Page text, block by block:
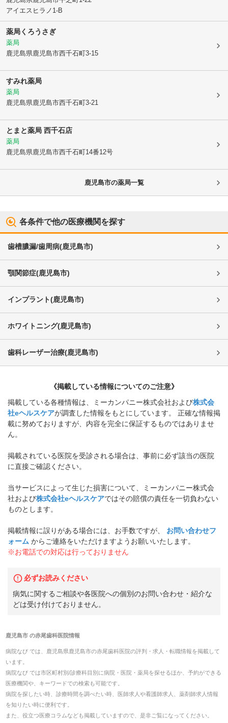
アイエスヒラノ1-B
薬局くろうさぎ
薬局
鹿児島県鹿児島市西千石町3-15
すみれ薬局
薬局
鹿児島県鹿児島市西千石町3-21
とまと薬局 西千石店
薬局
鹿児島県鹿児島市西千石町14番12号
鹿児島市の薬局一覧
各条件で他の医療機関を探す
歯槽膿漏/歯周病(鹿児島市)
顎関節症(鹿児島市)
インプラント(鹿児島市)
ホワイトニング(鹿児島市)
歯科レーザー治療(鹿児島市)
《掲載している情報についてのご注意》
掲載している各種情報は、ミーカンパニー株式会社および株式会
社eヘルスケアが調査した情報をもとにしています。 正確な情報掲
載に努めておりますが、内容を完全に保証するものではありませ
ん。
掲載されている医院を受診される場合は、事前に必ず該当の医院
に直接ご確認ください。
当サービスによって生じた損害について、ミーカンパニー株式会
社および株式会社eヘルスケアではその賠償の責任を一切負わない
ものとします。
掲載情報に誤りがある場合には、お手数ですが、
お問い合わせフ
ォーム からご連絡をいただけますようお願いいたします。
※お電話での対応は行っておりません
必ずお読みください
病気に関するご相談や各医院への個別のお問い合わせ・紹介な
どは受け付けておりません。
鹿児島市の赤尾歯科医院情報
病院なび では、 鹿児島県鹿児島市の赤尾歯科医院の評判・求人・転職情報を掲載して
います。
病院なび では市区町村別/診療科目別に病院・医院・薬局を探せるほか、予約ができる
医療機関や、キーワードでの検索も可能です。
病院を探したい時、診療時間を調べたい時、医師求人や看護師求人、薬剤師求人情報
を知りたい時に便利です。
また、役立つ医療コラムなども掲載していますので、是非ご覧になってください。